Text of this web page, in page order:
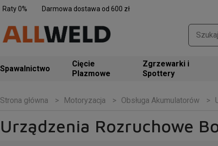
Raty 0% Darmowa dostawa od 600 zł
Spawalnictwo
Zgrzewarki i
Spottery
Strona główna Motoryzacja Obsługa Akumulatorów
Urządzenia Rozruchowe